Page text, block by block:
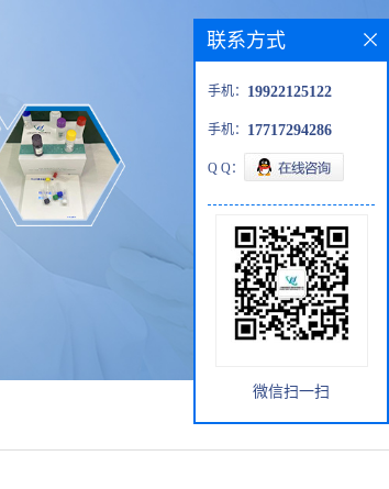
联系方式
手机： 19922125122
手机： 17717294286
Q Q：
微信扫一扫